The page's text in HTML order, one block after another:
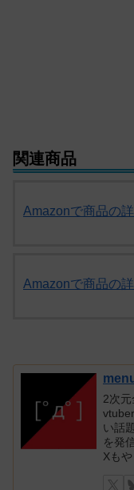
関連商品
Amazonで商品の
Amazonで商品の
2次元
い話
を発
Xも